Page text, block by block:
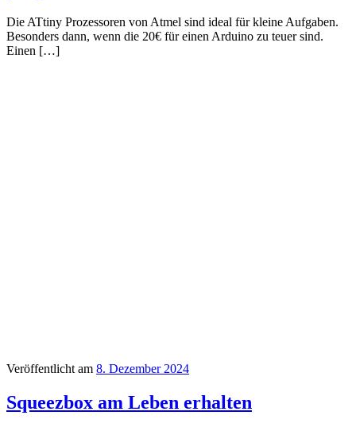
Die ATtiny Prozessoren von Atmel sind ideal für kleine Aufgaben.
Besonders dann, wenn die 20€ für einen Arduino zu teuer sind.
Einen […]
Veröffentlicht am 8. Dezember 2024
Squeezbox am Leben erhalten